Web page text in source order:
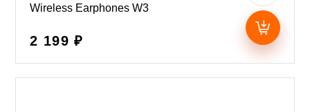
Wireless Earphones W3
2 199 ₽